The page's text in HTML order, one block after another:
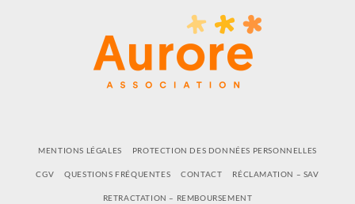
MENTIONS LÉGALES PROTECTION DES DONNÉES PERSONNELLES
CGV QUESTIONS FRÉQUENTES CONTACT RÉCLAMATION – SAV
RETRACTATION – REMBOURSEMENT